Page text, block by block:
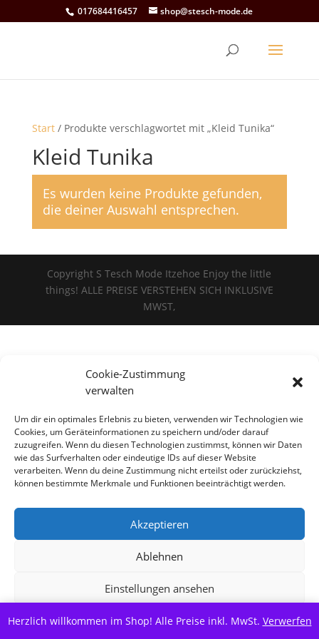
Cookie-Zustimmung
verwalten
Um dir ein optimales Erlebnis zu bieten, verwenden wir Technologien wie
Cookies, um Geräteinformationen zu speichern und/oder darauf
zuzugreifen. Wenn du diesen Technologien zustimmst, können wir Daten
wie das Surfverhalten oder eindeutige IDs auf dieser Website
verarbeiten. Wenn du deine Zustimmung nicht erteilst oder zurückziehst,
können bestimmte Merkmale und Funktionen beeinträchtigt werden.
Akzeptieren
Ablehnen
Einstellungen ansehen
Cookie-RichtlinieDatenschutzerklärung
Herzlich willkommen im Shop! Alle Preise inkl. MwSt. Verwerfen
017684416457 shop@stesch-mode.de
Start/ Produkte verschlagwortet mit „Kleid Tunika“
Kleid Tunika
Es wurden keine Produkte gefunden,
die deiner Auswahl entsprechen.
Copyright S Tesch Mode Itzehoe Enjoy the little
things! ALLE PREISE VERSTEHEN SICH INKLUSIVE
MWST,
Alle Preise inkl. der gesetzlichen MwSt.
Vertrag widerrufen